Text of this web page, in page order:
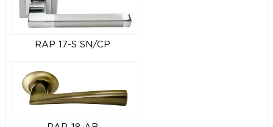
RAP 17-S SN/CP